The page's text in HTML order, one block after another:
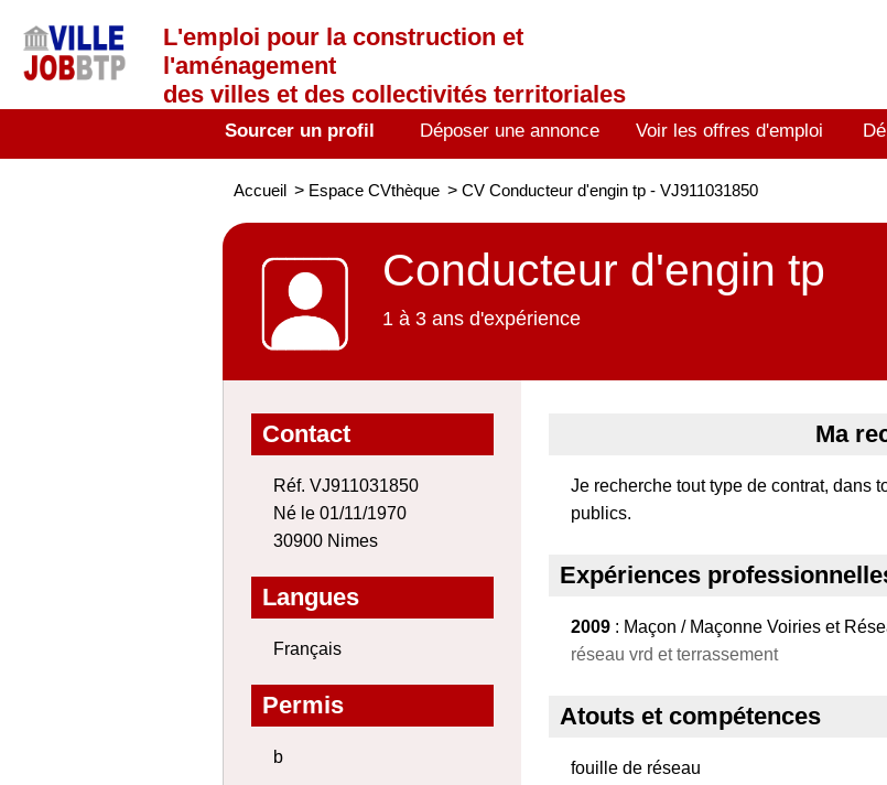
L'emploi pour la construction et
l'aménagement
des villes et des collectivités territoriales
Sourcer un profil Déposer une annonce Voir les offres d'emploi
Accueil > Espace CVthèque > CV Conducteur d'engin tp - VJ911031850
Conducteur d'engin tp
1 à 3 ans d'expérience
Contact
Réf. VJ911031850
Né le 01/11/1970
30900 Nimes
Langues
Français
Permis
b
Ma
Je recherche tout type de contrat, dans
publics.
Expériences
2009 : Maçon / Maçonne Voiries et
réseau vrd et terrassement
Atouts et compétences
fouille de réseau